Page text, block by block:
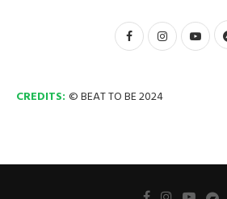
CREDITS: © BEAT TO BE 2024